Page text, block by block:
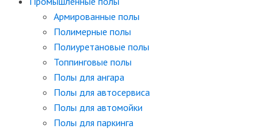
Армированные полы
Полимерные полы
Полиуретановые полы
Топпинговые полы
Полы для ангара
Полы для автосервиса
Полы для автомойки
Полы для паркинга